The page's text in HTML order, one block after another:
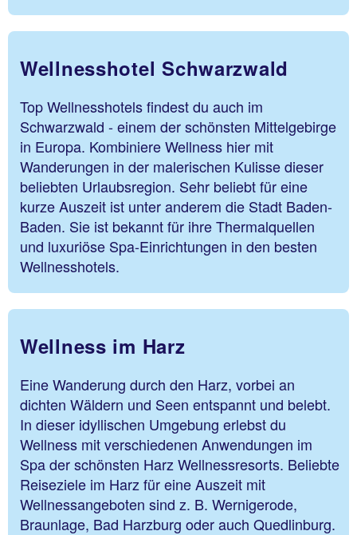
Wellnesshotel Schwarzwald
Top Wellnesshotels findest du auch im
Schwarzwald - einem der schönsten Mittelgebirge
in Europa. Kombiniere Wellness hier mit
Wanderungen in der malerischen Kulisse dieser
beliebten Urlaubsregion. Sehr beliebt für eine
kurze Auszeit ist unter anderem die Stadt Baden-
Baden. Sie ist bekannt für ihre Thermalquellen
und luxuriöse Spa-Einrichtungen in den besten
Wellnesshotels.
Wellness im Harz
Eine Wanderung durch den Harz, vorbei an
dichten Wäldern und Seen entspannt und belebt.
In dieser idyllischen Umgebung erlebst du
Wellness mit verschiedenen Anwendungen im
Spa der schönsten Harz Wellnessresorts. Beliebte
Reiseziele im Harz für eine Auszeit mit
Wellnessangeboten sind z. B. Wernigerode,
Braunlage, Bad Harzburg oder auch Quedlinburg.